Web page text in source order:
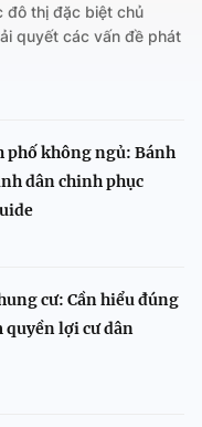
đô thị đặc biệt chủ
quyết các vấn đề phát
phố không ngủ: Bánh
dân chinh phục
cư: Cần hiểu đúng
quyền lợi cư dân